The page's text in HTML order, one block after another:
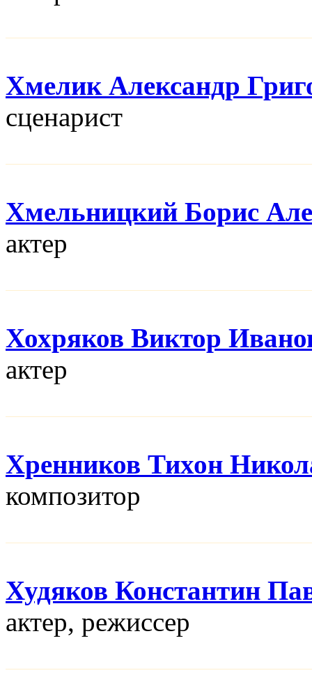
Хмелик Александр
сценарист
Хмельницкий Борис
актер
Хохряков Виктор
актер
Хренников Тихон
композитор
Худяков Константин
актер, режисcер